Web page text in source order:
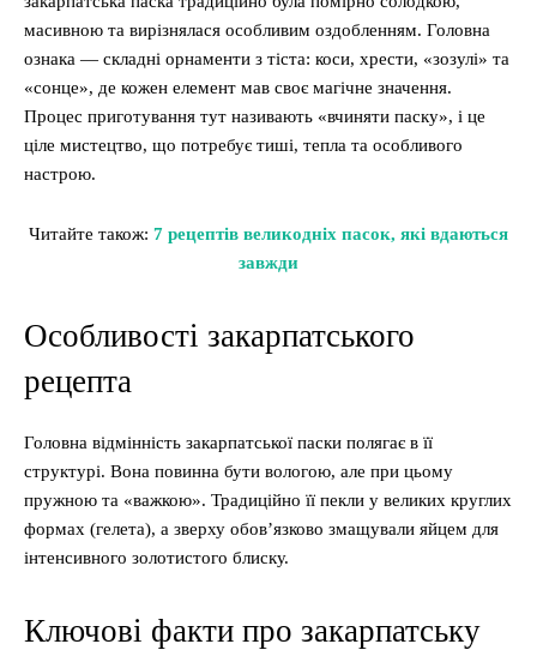
масивною та вирізнялася особливим оздобленням. Головна
ознака — складні орнаменти з тіста: коси, хрести, «зозулі» та
«сонце», де кожен елемент мав своє магічне значення.
Процес приготування тут називають «вчиняти паску», і це
ціле мистецтво, що потребує тиші, тепла та особливого
настрою.
Читайте також: 7 рецептів великодніх пасок, які вдаються
завжди
Особливості закарпатського
рецепта
Головна відмінність закарпатської паски полягає в її
структурі. Вона повинна бути вологою, але при цьому
пружною та «важкою». Традиційно її пекли у великих круглих
формах (гелета), а зверху обов’язково змащували яйцем для
інтенсивного золотистого блиску.
Ключові факти про закарпатську